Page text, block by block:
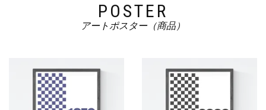
POSTER
アートポスター（商品）